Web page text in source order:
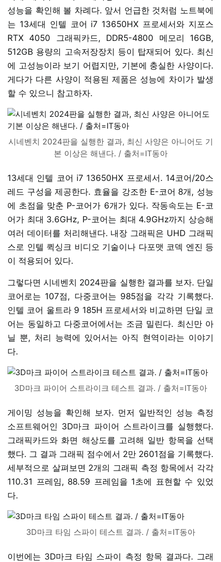
성능을 확인해 볼 차례다. 앞서 언급한 것처럼 노트북에
는 13세대 인텔 코어 i7 13650HX 프로세서와 지포스
RTX 4050 그래픽카드, DDR5-4800 메모리 16GB,
512GB 용량의 고속저장장치 등이 탑재되어 있다. 최신
에 고성능이라 보기 어렵지만, 기본에 충실한 사양이다.
게다가 다른 사양이 적용된 제품은 성능에 차이가 발생
할 수 있으니 참고하자.
시네벤치 2024판을 실행한 결과, 최신 사양은 아니어도 기
본 이상은 해낸다. / 출처=IT동아
13세대 인텔 코어 i7 13650HX 프로세서. 14코어/20스
레드 구성을 제공한다. 효율을 강조한 E-코어 8개, 성능
에 초점을 맞춘 P-코어가 6개가 있다. 작동속도는 E-코
어가 최대 3.6GHz, P-코어는 최대 4.9GHz까지 상승해
여러 데이터를 처리해낸다. 내장 그래픽은 UHD 그래픽
스로 인텔 퀵싱크 비디오 기술이나 다포맷 코덱 엔진 등
이 적용되어 있다.
그렇다면 시네벤치 2024판을 실행한 결과를 보자. 단일
코어로는 107점, 다중코어는 985점을 각각 기록했다.
인텔 코어 울트라 9 185H 프로세서와 비교하면 단일 코
어는 동일하고 다중코어에서는 조금 밀린다. 최신만 아
닐 뿐, 처리 능력에 있어서는 아직 현역이라는 이야기
다.
3D마크 파이어 스트라이크 테스트 결과. / 출처=IT동아
게이밍 성능을 확인해 보자. 먼저 일반적인 성능 측정
소프트웨어인 3D마크 파이어 스트라이크를 실행했다.
그래픽카드와 화면 해상도를 고려해 일반 항목을 선택
했다. 그 결과 그래픽 점수에서 2만 2601점을 기록했다.
세부적으로 살펴보면 2개의 그래픽 측정 항목에서 각각
110.31 프레임, 88.59 프레임을 1초에 표현할 수 있었
다.
3D마크 타임 스파이 테스트 결과. / 출처=IT동아
이번에는 3D마크 타임 스파이 측정 항목 결과다. 그래